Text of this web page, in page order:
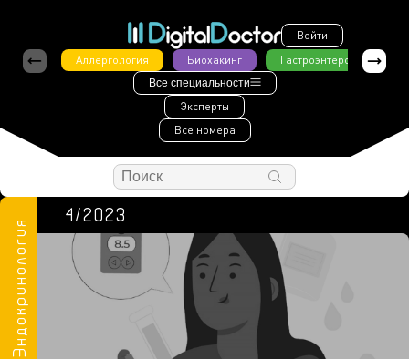
Войти
Аллергология
Биохакинг Гастроэнтерология
Все специальности
Эксперты
Все номера
Эндокринология
4/2023